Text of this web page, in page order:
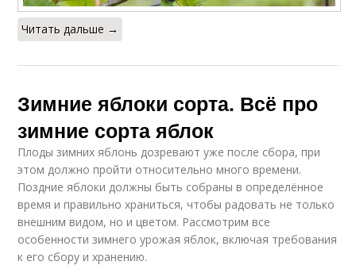
Читать дальше →
Зимние яблоки сорта. Всё про
зимние сорта яблок
Плоды зимних яблонь дозревают уже после сбора, при
этом должно пройти относительно много времени.
Поздние яблоки должны быть собраны в определённое
время и правильно храниться, чтобы радовать не только
внешним видом, но и цветом. Рассмотрим все
особенности зимнего урожая яблок, включая требования
к его сбору и хранению.